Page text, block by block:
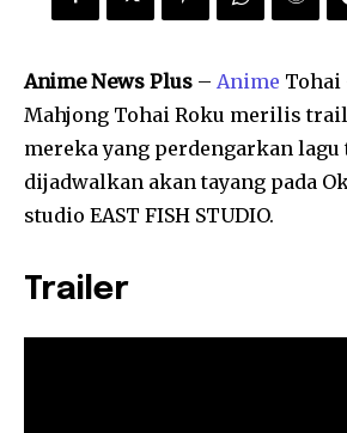
Anime News Plus – Anime Tohai
Mahjong Tohai Roku merilis
mereka yang perdengarkan lagu
dijadwalkan akan tayang pada
studio EAST FISH STUDIO.
Trailer